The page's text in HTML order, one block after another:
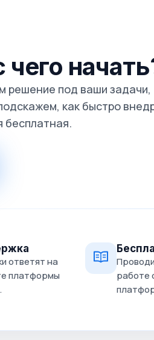
чего
решение под ваши задачи,
как быстро
бесплатная.
ответят на
платформы
работе